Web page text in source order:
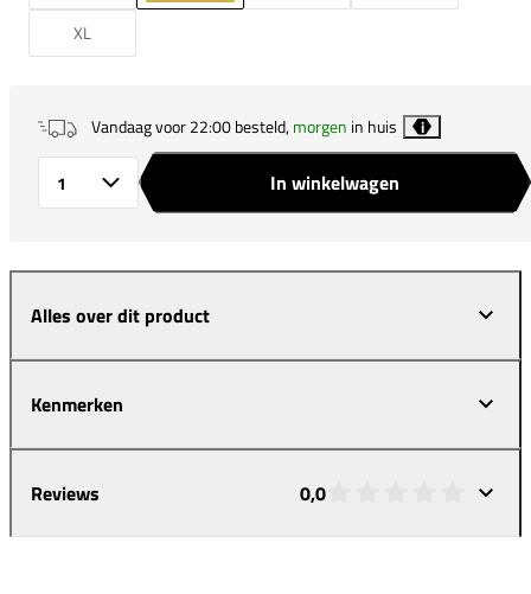
XL
Vandaag voor 22:00 besteld,morgen in huis i
In winkelwagen
Alles over dit product
Kenmerken
Reviews 0,0